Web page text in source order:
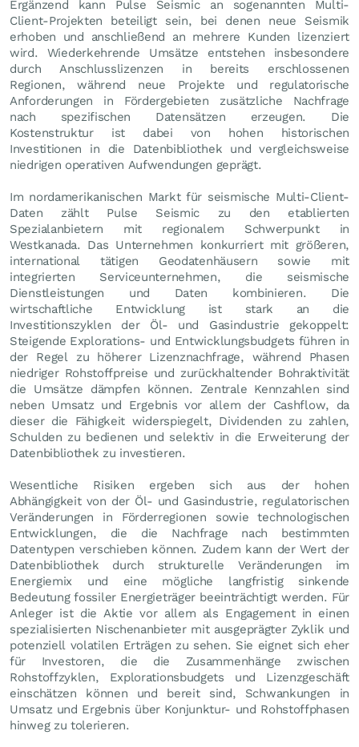
Ergänzend kann Pulse Seismic an sogenannten Multi-
Client-Projekten beteiligt sein, bei denen neue Seismik
erhoben und anschließend an mehrere Kunden lizenziert
wird. Wiederkehrende Umsätze entstehen insbesondere
durch Anschlusslizenzen in bereits erschlossenen
Regionen, während neue Projekte und regulatorische
Anforderungen in Fördergebieten zusätzliche Nachfrage
nach spezifischen Datensätzen erzeugen. Die
Kostenstruktur ist dabei von hohen historischen
Investitionen in die Datenbibliothek und vergleichsweise
niedrigen operativen Aufwendungen geprägt.
Im nordamerikanischen Markt für seismische Multi-Client-
Daten zählt Pulse Seismic zu den etablierten
Spezialanbietern mit regionalem Schwerpunkt in
Westkanada. Das Unternehmen konkurriert mit größeren,
international tätigen Geodatenhäusern sowie mit
integrierten Serviceunternehmen, die seismische
Dienstleistungen und Daten kombinieren. Die
wirtschaftliche Entwicklung ist stark an die
Investitionszyklen der Öl- und Gasindustrie gekoppelt:
Steigende Explorations- und Entwicklungsbudgets führen in
der Regel zu höherer Lizenznachfrage, während Phasen
niedriger Rohstoffpreise und zurückhaltender Bohraktivität
die Umsätze dämpfen können. Zentrale Kennzahlen sind
neben Umsatz und Ergebnis vor allem der Cashflow, da
dieser die Fähigkeit widerspiegelt, Dividenden zu zahlen,
Schulden zu bedienen und selektiv in die Erweiterung der
Datenbibliothek zu investieren.
Wesentliche Risiken ergeben sich aus der hohen
Abhängigkeit von der Öl- und Gasindustrie, regulatorischen
Veränderungen in Förderregionen sowie technologischen
Entwicklungen, die die Nachfrage nach bestimmten
Datentypen verschieben können. Zudem kann der Wert der
Datenbibliothek durch strukturelle Veränderungen im
Energiemix und eine mögliche langfristig sinkende
Bedeutung fossiler Energieträger beeinträchtigt werden. Für
Anleger ist die Aktie vor allem als Engagement in einen
spezialisierten Nischenanbieter mit ausgeprägter Zyklik und
potenziell volatilen Erträgen zu sehen. Sie eignet sich eher
für Investoren, die die Zusammenhänge zwischen
Rohstoffzyklen, Explorationsbudgets und Lizenzgeschäft
einschätzen können und bereit sind, Schwankungen in
Umsatz und Ergebnis über Konjunktur- und Rohstoffphasen
hinweg zu tolerieren.